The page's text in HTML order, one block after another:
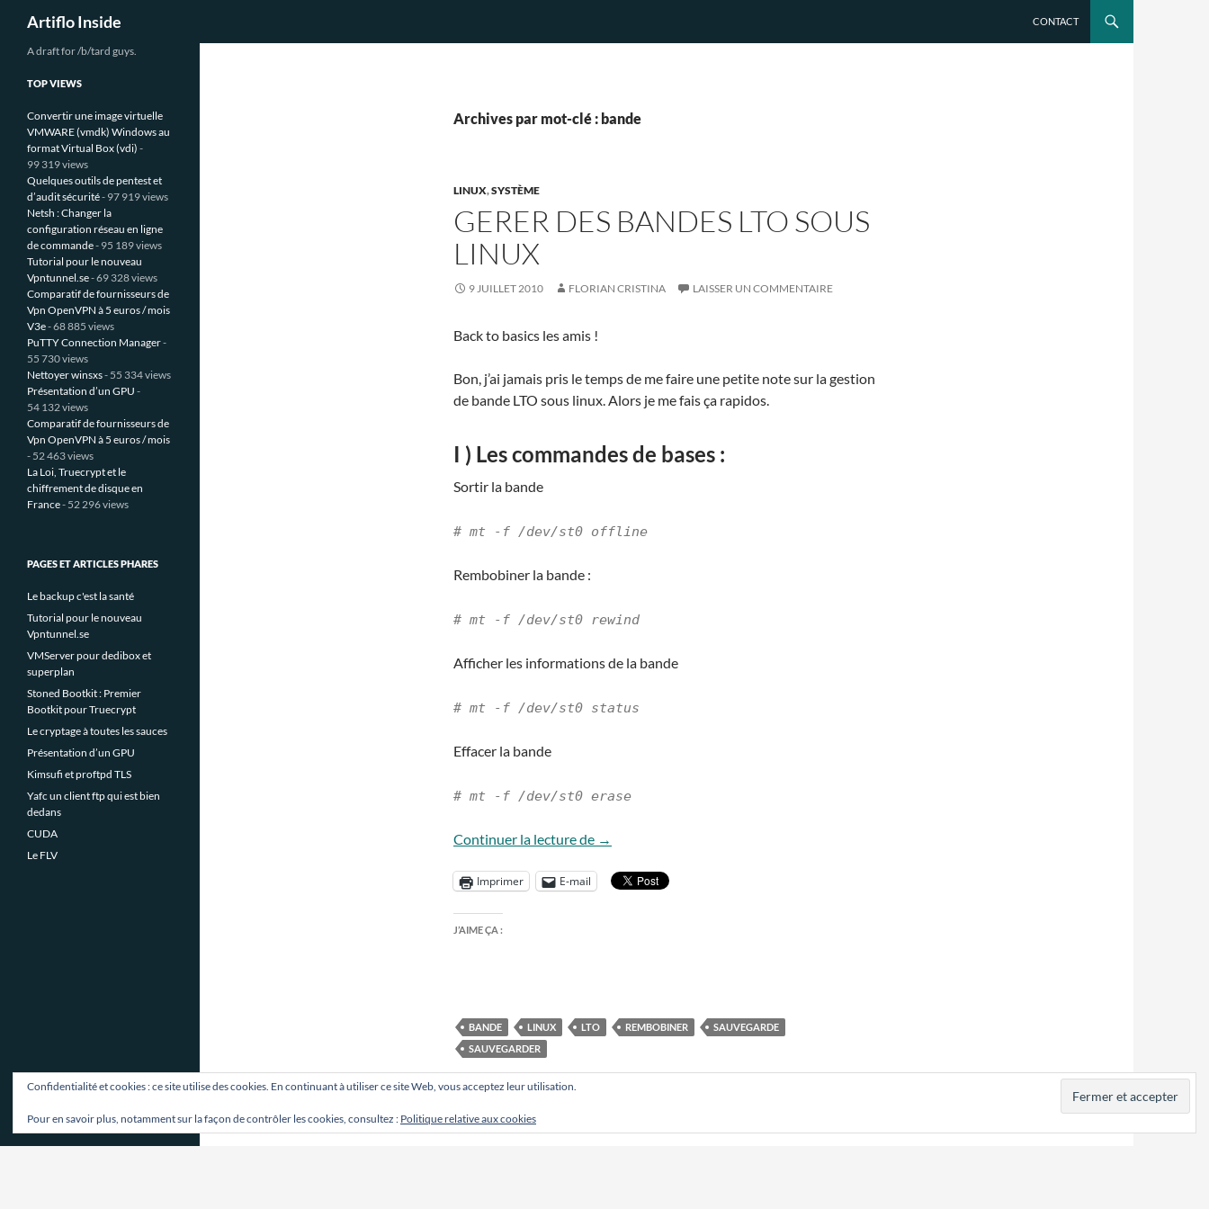
Aller
Artiflo Inside CONTACT
Archives par mot-clé : bande
LINUX,SYSTÈME
GERER DES BANDES LTO SOUS
LINUX
9 JUILLET 2010 FLORIAN CRISTINA LAISSER UN COMMENTAIRE
Back to basics les amis !
Bon, j’ai jamais pris le temps de me faire une petite note sur la gestion
de bande LTO sous linux. Alors je me fais ça rapidos.
I ) Les commandes de bases :
Sortir la bande
# mt -f /dev/st0 offline
Rembobiner la bande :
# mt -f /dev/st0 rewind
Afficher les informations de la bande
# mt -f /dev/st0 status
Effacer la bande
# mt -f /dev/st0 erase
Continuer la lecture de Gerer des bandes LTO sous linux
→
Imprimer E-mail
J’AIME ÇA :
BANDE LINUX LTO REMBOBINER
SAUVEGARDE
SAUVEGARDER
A draft for /b/tard guys.
TOP VIEWS
Convertir une image virtuelle
VMWARE (vmdk) Windows au
format Virtual Box (vdi) -
99 319 views
Quelques outils de pentest et
d’audit sécurité- 97 919 views
Netsh : Changer la
configuration réseau en ligne
de commande- 95 189 views
Tutorial pour le nouveau
Vpntunnel.se- 69 328 views
Comparatif de fournisseurs de
Vpn OpenVPN à 5 euros / mois
V3e- 68 885 views
PuTTY Connection Manager-
55 730 views
Nettoyer winsxs- 55 334 views
Présentation d’un GPU -
54 132 views
Comparatif de fournisseurs de
Vpn OpenVPN à 5 euros / mois
- 52 463 views
La Loi, Truecrypt et le
chiffrement de disque en
France- 52 296 views
PAGES ET ARTICLES PHARES
Le backup c'est la santé
Tutorial pour le nouveau
Vpntunnel.se
VMServer pour dedibox et
superplan
Stoned Bootkit : Premier
Bootkit pour Truecrypt
Le cryptage à toutes les sauces
Présentation d’un GPU
Kimsufi et proftpd TLS
Yafc un client ftp qui est bien
dedans
CUDA
Le FLV
Confidentialité et cookies : ce site utilise des cookies. En continuant à utiliser ce site Web, vous acceptez leur utilisation.
Pour en savoir plus, notamment sur la façon de contrôler les cookies, consultez : Politique relative aux cookies